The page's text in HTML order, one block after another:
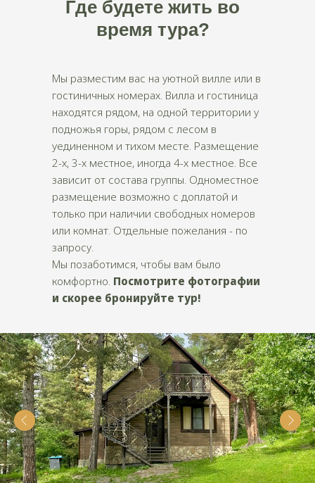
Где будете жить во
время тура?
Мы разместим вас на уютной вилле или в
гостиничных номерах. Вилла и гостиница
находятся рядом, на одной территории у
подножья горы, рядом с лесом в
уединенном и тихом месте. Размещение
2-х, 3-х местное, иногда 4-х местное. Все
зависит от состава группы. Одноместное
размещение возможно с доплатой и
только при наличии свободных номеров
или комнат. Отдельные пожелания - по
запросу.
Мы позаботимся, чтобы вам было
комфортно. Посмотрите фотографии
и скорее бронируйте тур!